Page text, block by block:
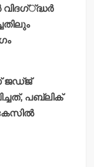
വിദഗ്്ദ്ധര്‍
ജഡ്ജ്
പബ്ലിക്